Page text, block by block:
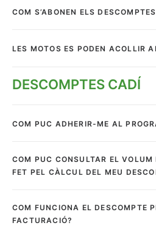
COM S’ABONEN ELS
LES MOTOS ES PODEN ACOLLIR
DESCOMPTES CADÍ
COM PUC ADHERIR-ME AL
COM PUC CONSULTAR EL VOLUM
FET PEL CÀLCUL DEL MEU
COM FUNCIONA EL DESCOMPTE
FACTURACIÓ?